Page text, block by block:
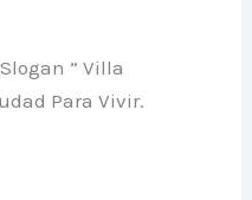
” Villa
Para Vivir.